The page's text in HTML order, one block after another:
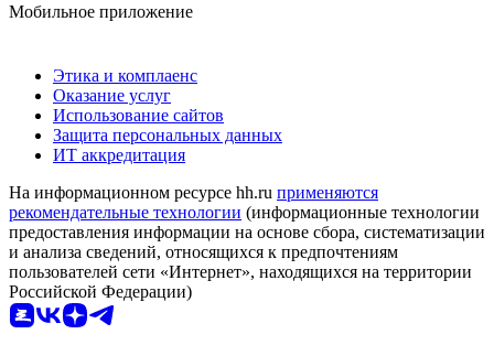
Мобильное приложение
Этика и комплаенс
Оказание услуг
Использование сайтов
Защита персональных данных
ИТ аккредитация
На информационном ресурсе hh.ru применяются
рекомендательные технологии (информационные технологии
предоставления информации на основе сбора, систематизации
и анализа сведений, относящихся к предпочтениям
пользователей сети «Интернет», находящихся на территории
Российской Федерации)